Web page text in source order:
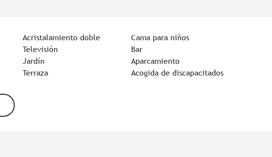
Acristalamiento doble
Cama para niños
Televisión
Bar
Jardín
Aparcamiento
Terraza Acogida de discapacitados